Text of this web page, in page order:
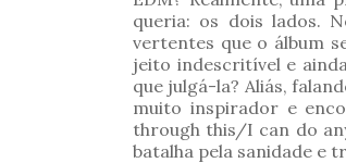
queria: os dois lados.
vertentes que o álbum
jeito indescritível e
que julgá-la? Aliás,
muito inspirador e
through this/I can do
batalha pela sanidade e